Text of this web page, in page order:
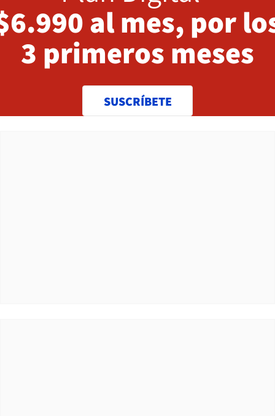
al mes, por
3 primeros meses
SUSCRÍBETE